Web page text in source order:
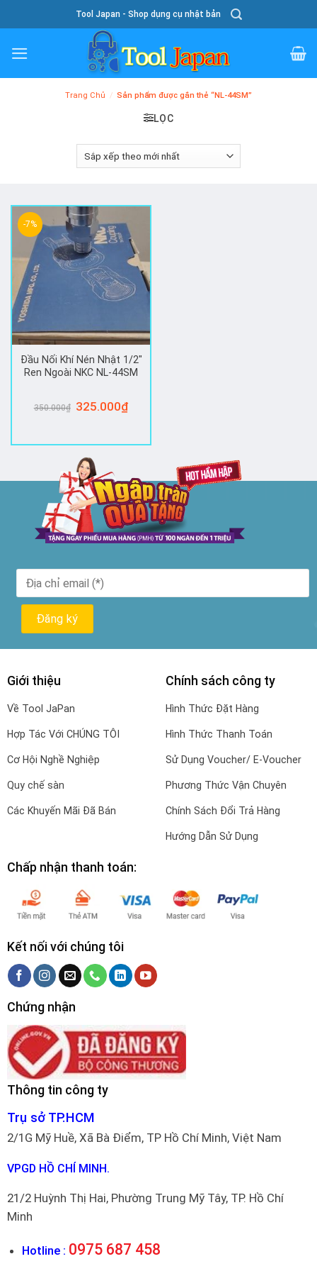
To
Content
Tool Japan - Shop dụng cụ nhật bản
Trang Chủ / Sản phẩm được gắn thẻ “NL-44SM”
LỌC
-7%
Đầu Nối Khí Nén Nhật 1/2″
Ren Ngoài NKC NL-44SM
350.000₫ Giá
325.000₫Giá
325.000₫.
Giới thiệu
Về Tool JaPan
Hợp Tác Với CHÚNG TÔI
Cơ Hội Nghề Nghiệp
Quy chế sàn
Các Khuyến Mãi Đã Bán
Chính sách công ty
Hình Thức Đặt Hàng
Hình Thức Thanh Toán
Sử Dụng Voucher/ E-Voucher
Phương Thức Vận Chuyên
Chính Sách Đổi Trả Hàng
Hướng Dẫn Sử Dụng
Chấp nhận thanh toán:
Kết nối với chúng tôi
Chứng nhận
Thông tin công ty
Trụ sở TP.HCM
2/1G Mỹ Huề, Xã Bà Điểm, TP Hồ Chí Minh, Việt Nam
VPGD HỒ CHÍ MINH.
21/2 Huỳnh Thị Hai, Phường Trung Mỹ Tây, TP. Hồ Chí
Minh
Hotline : 0975 687 458